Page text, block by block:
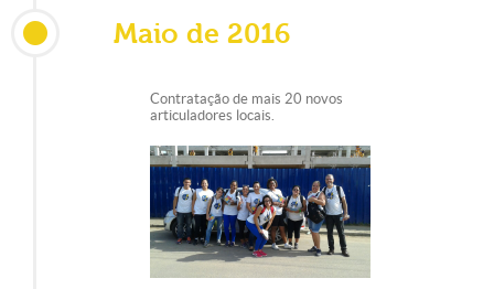
Maio de 2016
Contratação de mais 20 novos
articuladores locais.